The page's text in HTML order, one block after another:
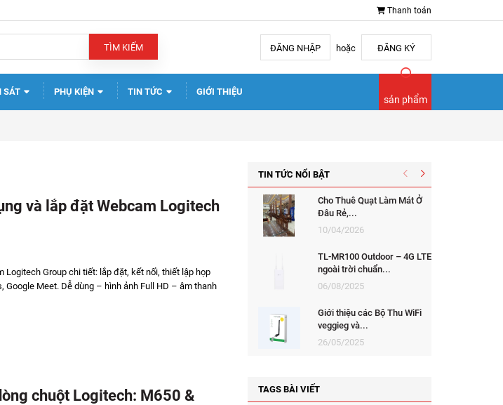
Thanh toán
TÌM KIẾM ĐĂNG NHẬP hoặc ĐĂNG KÝ
SÁT PHỤ KIỆN TIN TỨC GIỚI THIỆU
sản phẩm
và lắp đặt Webcam Logitech
Logitech Group chi tiết: lắp đặt, kết nối, thiết lập họp
Google Meet. Dễ dùng – hình ảnh Full HD – âm thanh
chuột Logitech: M650 &
TIN TỨC NỔI BẬT
Cho Thuê Quạt Làm Mát Ở
Đâu Rẻ,...
10/04/2026
TL-MR100 Outdoor – 4G LTE
ngoài trời chuẩn...
06/08/2025
Giới thiệu các Bộ Thu WiFi
veggieg và...
26/05/2025
TAGS BÀI VIẾT